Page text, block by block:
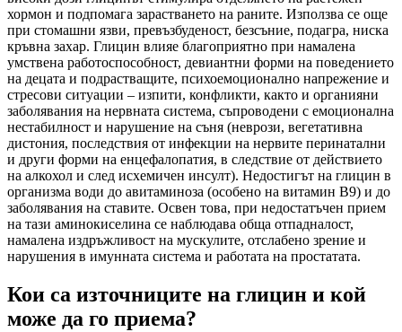
хормон и подпомага зарастването на раните. Използва се още
при стомашни язви, превъзбуденост, безсъние, подагра, ниска
кръвна захар. Глицин влияе благоприятно при намалена
умствена работоспособност, девиантни форми на поведението
на децата и подрастващите, психоемоционално напрежение и
стресови ситуации – изпити, конфликти, както и органияни
заболявания на нервната система, съпроводени с емоционална
нестабилност и нарушение на съня (неврози, вегетативна
дистония, последствия от инфекции на нервите перинатални
и други форми на енцефалопатия, в следствие от действието
на алкохол и след исхемичен инсулт). Недостигът на глицин в
организма води до авитаминоза (особено на витамин В9) и до
заболявания на ставите. Освен това, при недостатъчен прием
на тази аминокиселина се наблюдава обща отпадналост,
намалена издръжливост на мускулите, отслабено зрение и
нарушения в имунната система и работата на простатата.
Кои са източниците на глицин и кой
може да го приема?